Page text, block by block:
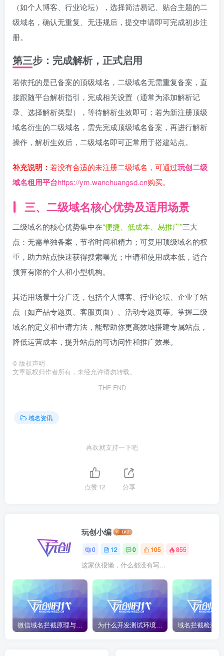
（如个人博客、行业论坛），选择简洁易记、贴合主题的二
级域名，确认无重复、无违规后，提交申请即可完成初步注
册。
第三步：完成解析，正式启用
若依托的是已备案的顶级域名，二级域名无需重复备案，直
接跟随平台解析指引，完成相关设置（通常为添加解析记
录、选择解析类型），等待解析生效即可；若为新注册顶级
域名衍生的二级域名，需先完成顶级域名备案，再进行解析
操作，解析生效后，二级域名即可正常用于搭建站点。
补充说明： 若没有合适的未注册二级域名，可通过玩创二级
域名租用平台https://ym.wanchuangsd.cn购买。
三、二级域名核心优势及适用场景
二级域名的核心优势集中在“便捷、低成本、易推广”三大
点：无需单独备案，节省时间和精力；可复用顶级域名的权
重，助力站点快速获得搜索曝光；申请和使用成本低，适合
预算有限的个人和小型机构。
其适用场景十分广泛，包括个人博客、行业论坛、企业子站
点（如产品专题页、客服页面）、活动专题页等。掌握二级
域名的定义和申请方法，能帮助你更高效地搭建专属站点，
降低运营成本，提升站点的可访问性和推广效果。
© 版权声明
文章版权归作者所有，未经允许请勿转载。
THE END
域名资讯
喜欢就支持一下吧
点赞12 分享
玩创小编
0 12 0 105 855
这家伙很懒，什么都没有写...
微信域名拦截原理与二级域名绕过技巧2026最新版 为什么开发测试环境，强烈建议用二级域名隔离？